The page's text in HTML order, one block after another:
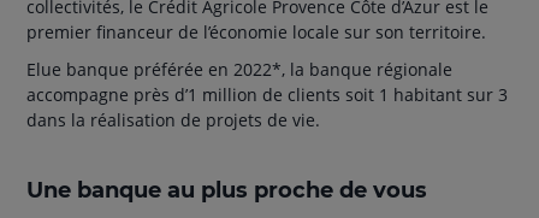
collectivités, le Crédit Agricole Provence Côte d’Azur est le
premier financeur de l’économie locale sur son territoire.
Elue banque préférée en 2022*, la banque régionale
accompagne près d’1 million de clients soit 1 habitant sur 3
dans la réalisation de projets de vie.
Une banque au plus proche de vous